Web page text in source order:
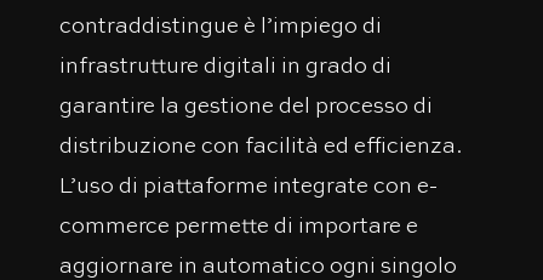
contraddistingue è l’impiego di
infrastrutture digitali in grado di
garantire la gestione del processo di
distribuzione con facilità ed efficienza.
L’uso di piattaforme integrate con e-
commerce permette di importare e
aggiornare in automatico ogni singolo